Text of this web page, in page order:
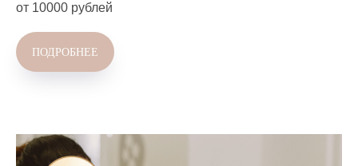
от 10000 рублей
ПОДРОБНЕЕ